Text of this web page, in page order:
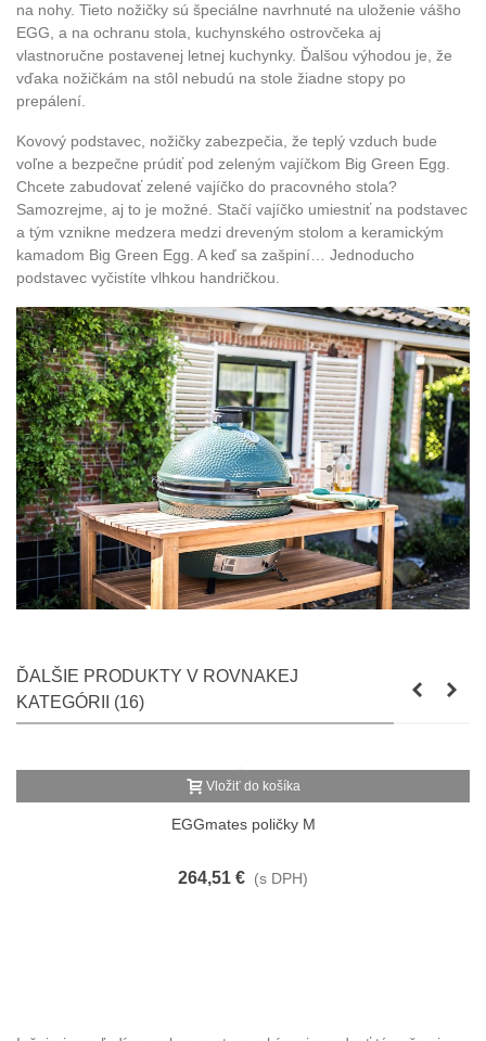
na nohy. Tieto nožičky sú špeciálne navrhnuté na uloženie vášho
EGG, a na ochranu stola, kuchynského ostrovčeka aj
vlastnoručne postavenej letnej kuchynky. Ďalšou výhodou je, že
vďaka nožičkám na stôl nebudú na stole žiadne stopy po
prepálení.
Kovový podstavec, nožičky zabezpečia, že teplý vzduch bude
voľne a bezpečne prúdiť pod zeleným vajíčkom Big Green Egg.
Chcete zabudovať zelené vajíčko do pracovného stola?
Samozrejme, aj to je možné. Stačí vajíčko umiestniť na podstavec
a tým vznikne medzera medzi dreveným stolom a keramickým
kamadom Big Green Egg. A keď sa zašpiní… Jednoducho
podstavec vyčistíte vlhkou handričkou.
ĎALŠIE PRODUKTY V ROVNAKEJ
KATEGÓRII (16)
Vložiť do košíka
EGGmates poličky M
264,51 € (s DPH)